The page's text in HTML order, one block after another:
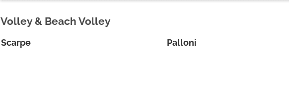
Volley & Beach Volley
Scarpe Palloni